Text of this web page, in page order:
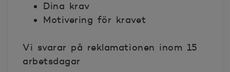
Dina krav
Motivering för kravet
Vi svarar på reklamationen inom 15
arbetsdagar